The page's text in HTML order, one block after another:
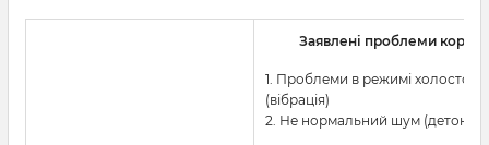
Заявлені проблеми
1. Проблеми в режимі холостого
(вібрація)
2. Не нормальний шум